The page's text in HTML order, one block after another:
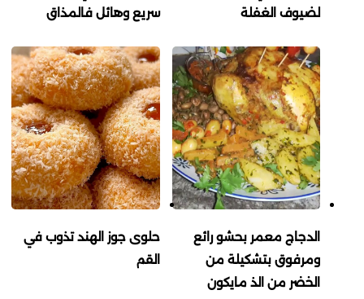
لضيوف الغفلة
سريع وهائل فالمذاق
الدجاج معمر بحشو رائع
ومرفوق بتشكيلة من
الخضر من الذ مايكون
حلوى جوز الهند تذوب في
القم